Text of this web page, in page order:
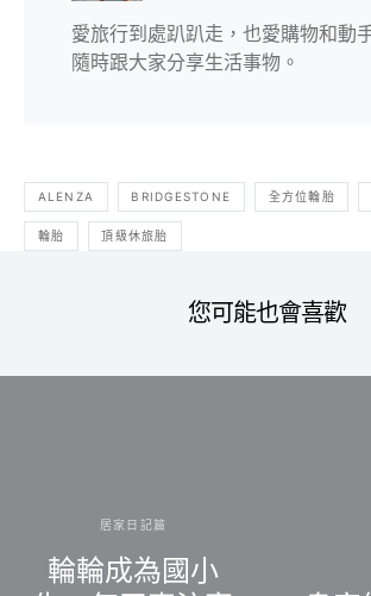
愛旅行到處趴趴走，也愛購物和動
隨時跟大家分享生活事物。
ALENZA BRIDGESTONE 全方位輪胎
輪胎 頂級休旅胎
您可能也會喜歡
居家日記篇
輪輪成為國小